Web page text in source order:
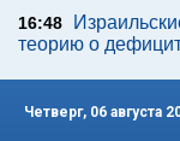
16:48
теорию о
Четверг, 06 августа